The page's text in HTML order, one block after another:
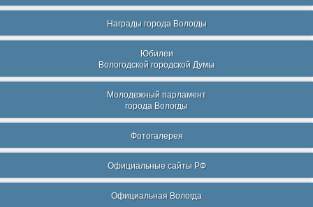
Награды города Вологды
Юбилеи
Вологодской городской Думы
Молодежный парламент
города Вологды
Фотогалерея
Официальные сайты РФ
Официальная Вологда